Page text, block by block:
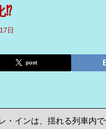
⁉
日
post
・インは、揺れる列車内